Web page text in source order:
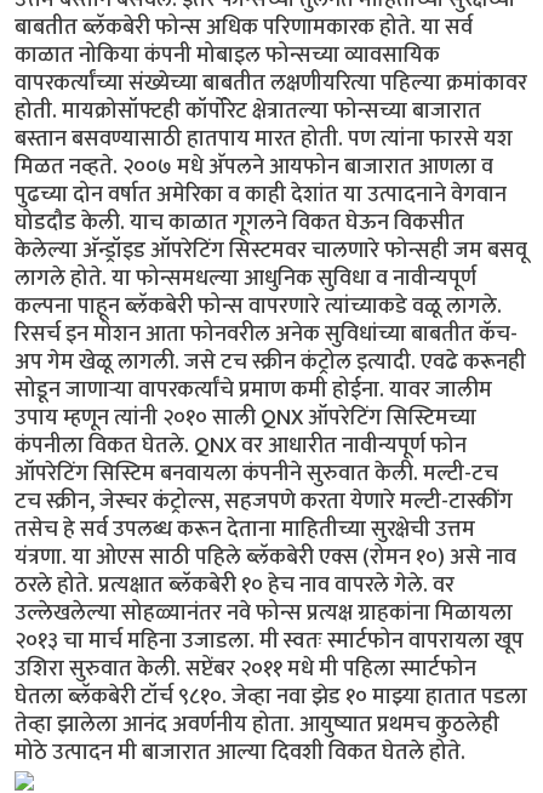
बाबतीत ब्लॅकबेरी फोन्स अधिक परिणामकारक होते. या सर्व
काळात नोकिया कंपनी मोबाइल फोन्सच्या व्यावसायिक
वापरकर्त्यांच्या संख्येच्या बाबतीत लक्षणीयरित्या पहिल्या क्रमांकावर
होती. मायक्रोसॉफ्टही कॉर्पोरेट क्षेत्रातल्या फोन्सच्या बाजारात
बस्तान बसवण्यासाठी हातपाय मारत होती. पण त्यांना फारसे यश
मिळत नव्हते. २००७ मधे अ‍ॅपलने आयफोन बाजारात आणला व
पुढच्या दोन वर्षात अमेरिका व काही देशांत या उत्पादनाने वेगवान
घोडदौड केली. याच काळात गूगलने विकत घेऊन विकसीत
केलेल्या अ‍ॅन्ड्रॉइड ऑपरेटिंग सिस्टमवर चालणारे फोन्सही जम बसवू
लागले होते. या फोन्समधल्या आधुनिक सुविधा व नावीन्यपूर्ण
कल्पना पाहून ब्लॅकबेरी फोन्स वापरणारे त्यांच्याकडे वळू लागले.
रिसर्च इन मोशन आता फोनवरील अनेक सुविधांच्या बाबतीत कॅच-
अप गेम खेळू लागली. जसे टच स्क्रीन कंट्रोल इत्यादी. एवढे करूनही
सोडून जाणार्‍या वापरकर्त्यांचे प्रमाण कमी होईना. यावर जालीम
उपाय म्हणून त्यांनी २०१० साली QNX ऑपरेटिंग सिस्टिमच्या
कंपनीला विकत घेतले. QNX वर आधारीत नावीन्यपूर्ण फोन
ऑपरेटिंग सिस्टिम बनवायला कंपनीने सुरुवात केली. मल्टी-टच
टच स्क्रीन, जेस्चर कंट्रोल्स, सहजपणे करता येणारे मल्टी-टास्कींग
तसेच हे सर्व उपलब्ध करून देताना माहितीच्या सुरक्षेची उत्तम
यंत्रणा. या ओएस साठी पहिले ब्लॅकबेरी एक्स (रोमन १०) असे नाव
ठरले होते. प्रत्यक्षात ब्लॅकबेरी १० हेच नाव वापरले गेले. वर
उल्लेखलेल्या सोहळ्यानंतर नवे फोन्स प्रत्यक्ष ग्राहकांना मिळायला
२०१३ चा मार्च महिना उजाडला. मी स्वतः स्मार्टफोन वापरायला खूप
उशिरा सुरुवात केली. सप्टेंबर २०११ मधे मी पहिला स्मार्टफोन
घेतला ब्लॅकबेरी टॉर्च ९८१०. जेव्हा नवा झेड १० माझ्या हातात पडला
तेव्हा झालेला आनंद अवर्णनीय होता. आयुष्यात प्रथमच कुठलेही
मोठे उत्पादन मी बाजारात आल्या दिवशी विकत घेतले होते.